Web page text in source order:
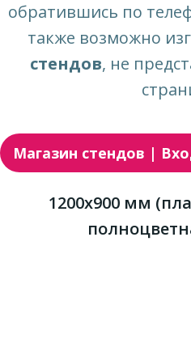
обратившись по
также возможно
стендов, не
Магазин стендов |
1200х900 мм